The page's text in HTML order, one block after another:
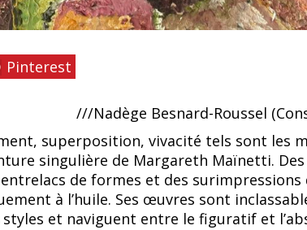
Pinterest
///Nadège Besnard-Roussel
superposition, vivacité tels sont les
singulière de Margareth Maïnetti.
de formes et des surimpressions
à l’huile. Ses œuvres sont
styles et naviguent entre le figuratif et